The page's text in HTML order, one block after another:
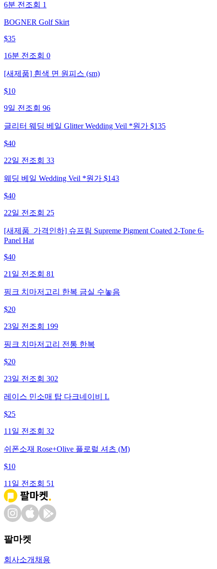
6분 전 조회 1
BOGNER Golf Skirt
$35
16분 전 조회 0
[새제품] 흰색 면 원피스 (sm)
$10
9일 전 조회 96
글리터 웨딩 베일 Glitter Wedding Veil *원가 $135
$40
22일 전 조회 33
웨딩 베일 Wedding Veil *원가 $143
$40
22일 전 조회 25
[새제품_가격인하] 슈프림 Supreme Pigment Coated 2-Tone 6-
Panel Hat
$40
21일 전 조회 81
핑크 치마저고리 한복 금실 수놓음
$20
23일 전 조회 199
핑크 치마저고리 전통 한복
$20
23일 전 조회 302
레이스 민소매 탑 다크네이비 L
$25
11일 전 조회 32
쉬폰소재 Rose+Olive 플로럴 셔츠 (M)
$10
11일 전 조회 51
팔마켓
회사소개 채용